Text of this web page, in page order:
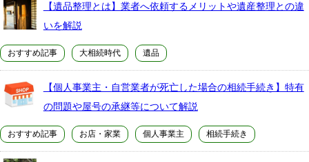
【遺品整理とは】業者へ依頼するメリットや遺産整理との違
いを解説
おすすめ記事 大相続時代 遺品
【個人事業主・自営業者が死亡した場合の相続手続き】特有
の問題や屋号の承継等について解説
おすすめ記事 お店・家業 個人事業主 相続手続き